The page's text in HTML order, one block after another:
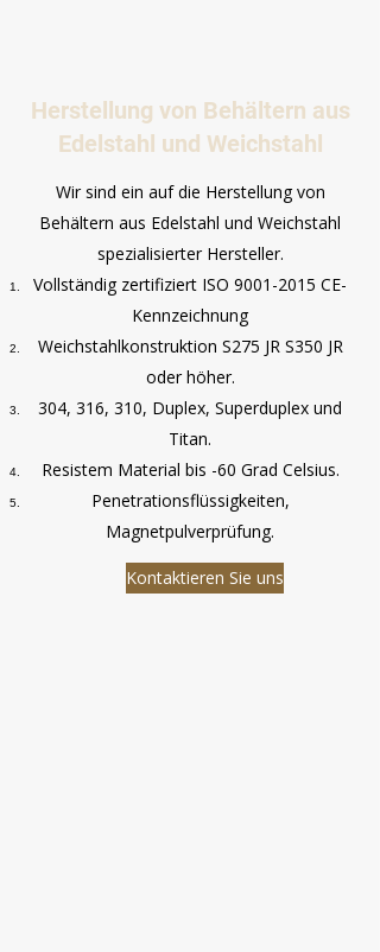
Herstellung von Behältern aus
Edelstahl und Weichstahl
Wir sind ein auf die Herstellung von
Behältern aus Edelstahl und Weichstahl
spezialisierter Hersteller.
Vollständig zertifiziert ISO 9001-2015 CE-
Kennzeichnung
Weichstahlkonstruktion S275 JR S350 JR
oder höher.
304, 316, 310, Duplex, Superduplex und
Titan.
Resistem Material bis -60 Grad Celsius.
Penetrationsflüssigkeiten,
Magnetpulverprüfung.
Kontaktieren Sie uns